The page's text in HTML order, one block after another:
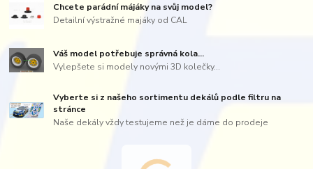
Chcete parádní májáky na svůj model?
Detailní výstražné majáky od CAL
Váš model potřebuje správná kola...
Vylepšete si modely novými 3D kolečky...
Vyberte si z našeho sortimentu dekálů podle filtru na
stránce
Naše dekály vždy testujeme než je dáme do prodeje